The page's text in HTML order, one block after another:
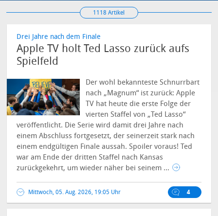
1118 Artikel
Drei Jahre nach dem Finale
Apple TV holt Ted Lasso zurück aufs
Spielfeld
Der wohl bekannteste Schnurrbart
nach „Magnum“ ist zurück: Apple
TV hat heute die erste Folge der
vierten Staffel von „Ted Lasso“
veröffentlicht. Die Serie wird damit drei Jahre nach
einem Abschluss fortgesetzt, der seinerzeit stark nach
einem endgültigen Finale aussah. Spoiler voraus! Ted
war am Ende der dritten Staffel nach Kansas
zurückgekehrt, um wieder näher bei seinem ...
Mittwoch, 05. Aug. 2026, 19:05 Uhr 4